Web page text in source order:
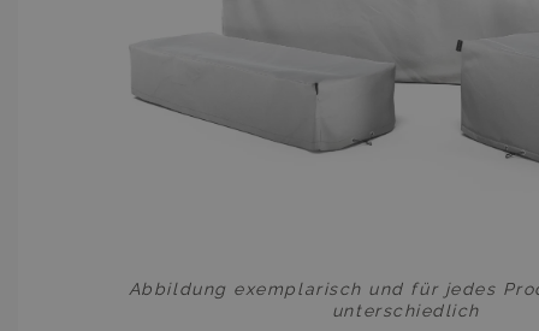
Abbildung exemplarisch und für jedes
unterschiedlich